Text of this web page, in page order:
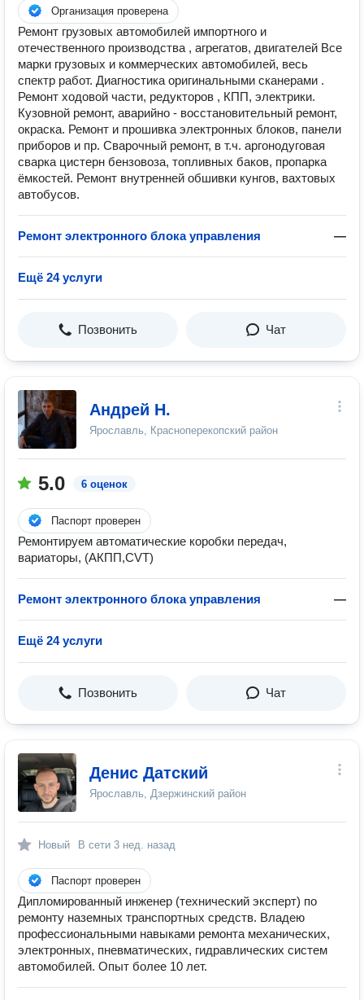
Организация проверена
Ремонт грузовых автомобилей импортного и
отечественного производства , агрегатов, двигателей Все
марки грузовых и коммерческих автомобилей, весь
спектр работ. Диагностика оригинальными сканерами .
Ремонт ходовой части, редукторов , КПП, электрики.
Кузовной ремонт, аварийно - восстановительный ремонт,
окраска. Ремонт и прошивка электронных блоков, панели
приборов и пр. Сварочный ремонт, в т.ч. аргонодуговая
сварка цистерн бензовоза, топливных баков, пропарка
ёмкостей. Ремонт внутренней обшивки кунгов, вахтовых
автобусов.
Ремонт электронного блока управления —
Ещё 24 услуги
Позвонить Чат
Андрей Н.
Ярославль, Красноперекопский район
5.0 6 оценок
Паспорт проверен
Ремонтируем автоматические коробки передач,
вариаторы, (АКПП,CVT)
Ремонт электронного блока управления —
Ещё 24 услуги
Позвонить Чат
Денис Датский
Ярославль, Дзержинский район
Новый В сети 3 нед. назад
Паспорт проверен
Дипломированный инженер (технический эксперт) по
ремонту наземных транспортных средств. Владею
профессиональными навыками ремонта механических,
электронных, пневматических, гидравлических систем
автомобилей. Опыт более 10 лет.